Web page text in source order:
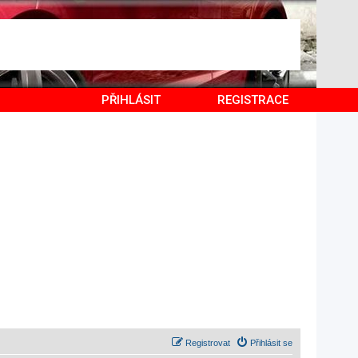
PŘIHLÁSIT REGISTRACE
Přihlásit se
Registrovat